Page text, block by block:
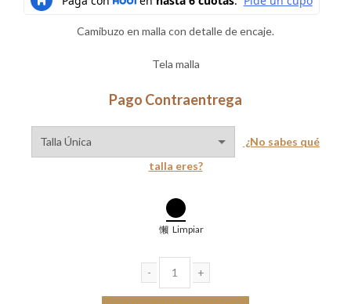
Camibuzo en malla con detalle de encaje.
Tela malla
Pago Contraentrega
¿No sabes qué
talla eres?
Limpiar
Camibuzo Lorenzo cantidad